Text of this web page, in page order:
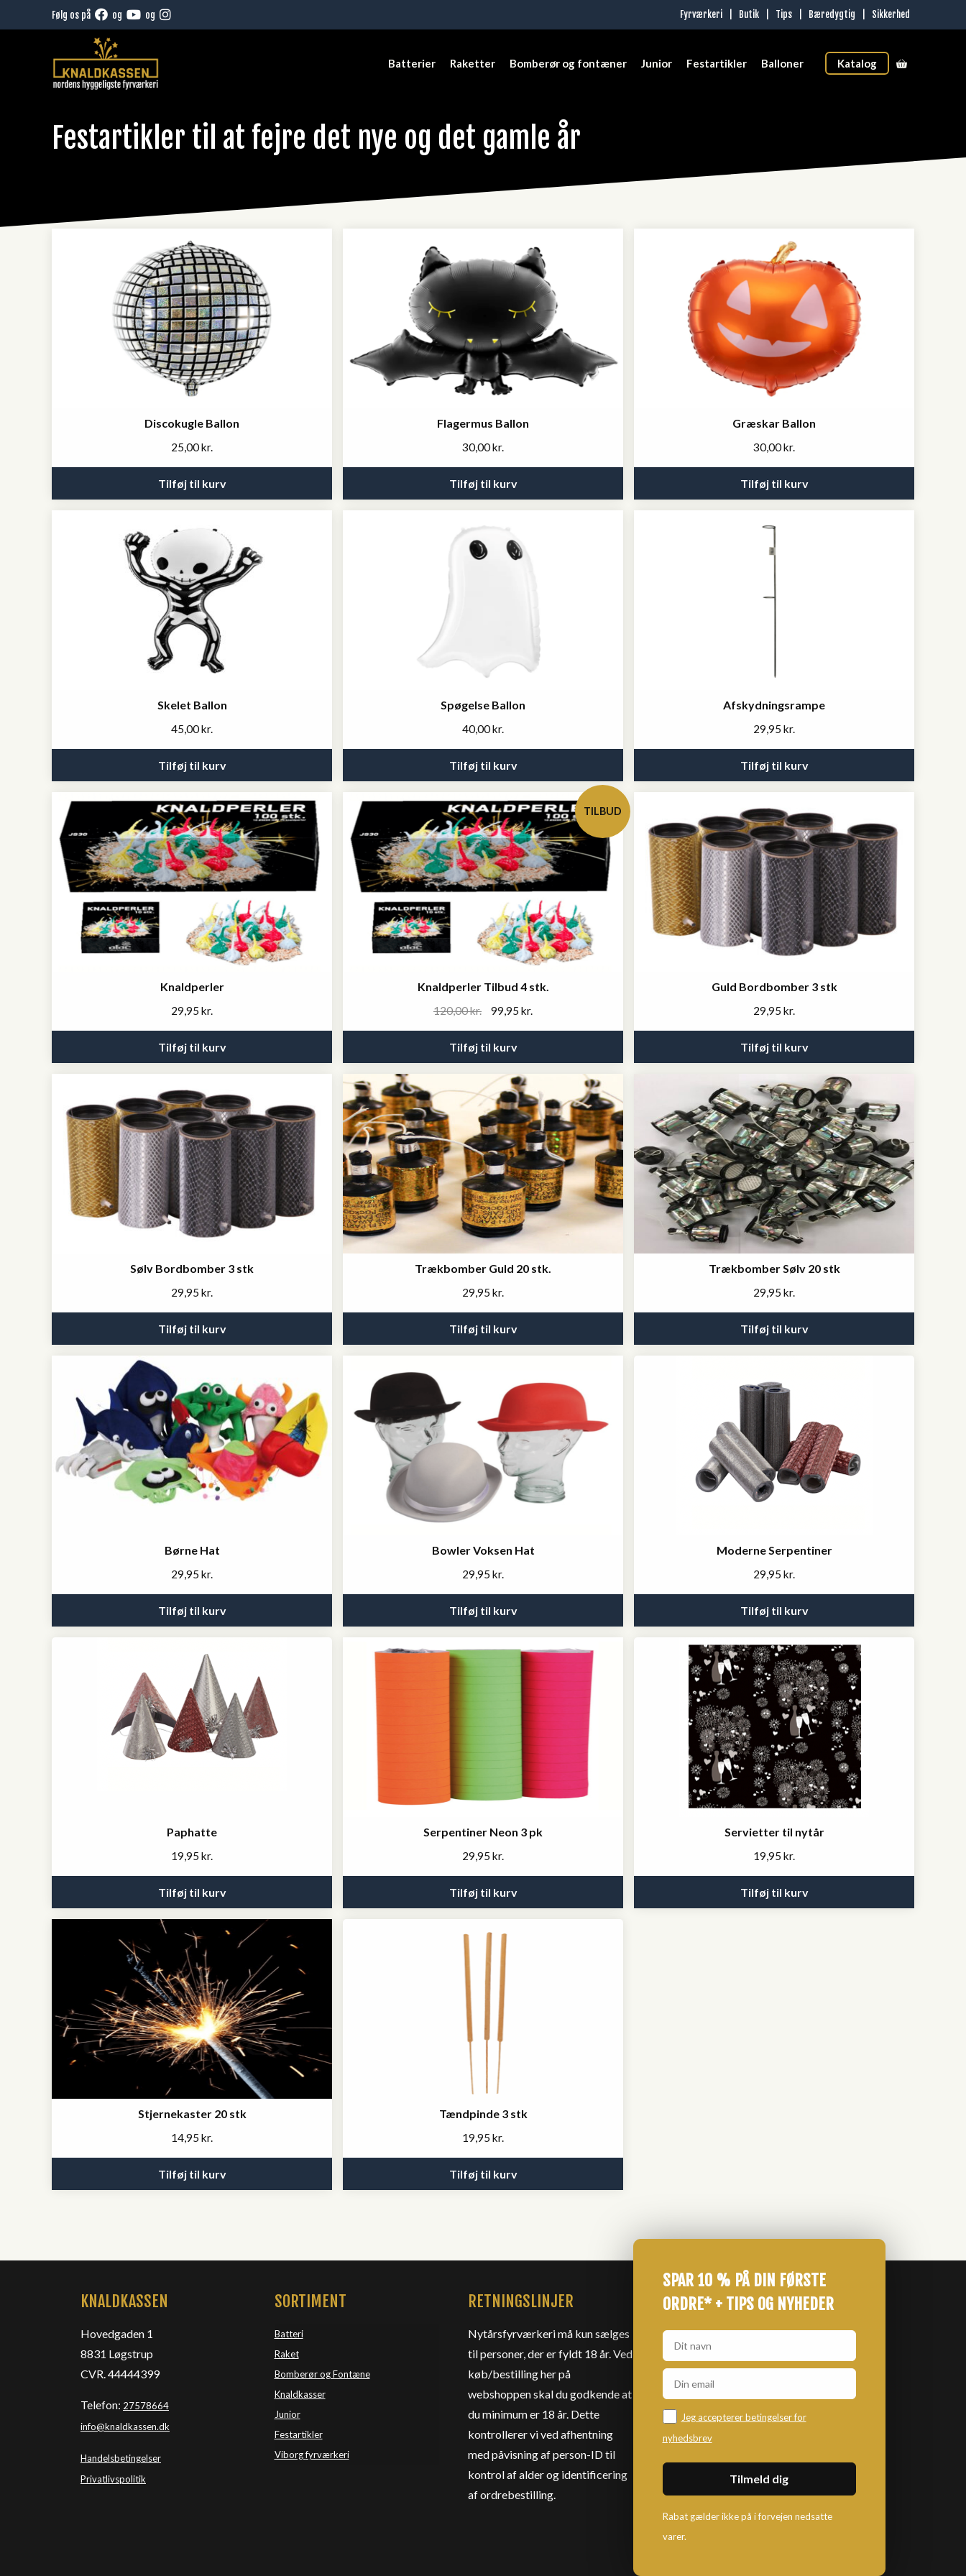
til
Følg os på og og Fyrværkeri Butik Tips Bæredygtig Sikkerhed
Batterier Raketter Bomberør og fontæner Junior Festartikler Balloner Katalog
Festartikler til at fejre det nye og det gamle år
Discokugle Ballon
25,00kr.
Tilføj til kurv
Flagermus Ballon
30,00kr.
Tilføj til kurv
Græskar Ballon
30,00kr.
Tilføj til kurv
Skelet Ballon
45,00kr.
Tilføj til kurv
Spøgelse Ballon
40,00kr.
Tilføj til kurv
Afskydningsrampe
29,95 kr.
Tilføj til kurv
Knaldperler
29,95 kr.
Tilføj til kurv
TILBUD
Knaldperler Tilbud 4 stk.
120,00kr.
Original
was:
120,00 kr..
99,95 kr.
99,95 kr..
Tilføj til kurv
Guld Bordbomber 3 stk
29,95 kr.
Tilføj til kurv
Sølv Bordbomber 3 stk
29,95 kr.
Tilføj til kurv
Trækbomber Guld 20 stk.
29,95 kr.
Tilføj til kurv
Trækbomber Sølv 20 stk
29,95 kr.
Tilføj til kurv
Børne Hat
29,95 kr.
Tilføj til kurv
Bowler Voksen Hat
29,95 kr.
Tilføj til kurv
Moderne Serpentiner
29,95 kr.
Tilføj til kurv
Paphatte
19,95 kr.
Tilføj til kurv
Serpentiner Neon 3 pk
29,95 kr.
Tilføj til kurv
Servietter til nytår
19,95 kr.
Tilføj til kurv
Stjernekaster 20 stk
14,95 kr.
Tilføj til kurv
Tændpinde 3 stk
19,95 kr.
Tilføj til kurv
KNALDKASSEN
Hovedgaden 1
8831 Løgstrup
CVR. 44444399
Telefon: 27578664
info@knaldkassen.dk
Handelsbetingelser
Privatlivspolitik
SORTIMENT
Batteri
Raket
Bomberør og Fontæne
Knaldkasser
Junior
Festartikler
Viborg fyrværkeri
RETNINGSLINJER
Nytårsfyrværkeri må kun sælges
til personer, der er fyldt 18 år. Ved
køb/bestilling her på
webshoppen skal du godkende at
du minimum er 18 år. Dette
kontrollerer vi ved afhentning
med påvisning af person-ID til
kontrol af alder og identificering
af ordrebestilling.
SPAR 10 % PÅ DIN FØRSTE
ORDRE* + TIPS OG NYHEDER
Jeg accepterer betingelser for
nyhedsbrev
Rabat gælder ikke på i forvejen nedsatte
varer.